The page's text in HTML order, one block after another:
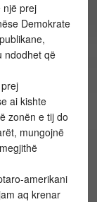
një prej
Demokrate
ndodhet që
ai kishte
zonën e tij do
mungojnë
amerikani
aq krenar